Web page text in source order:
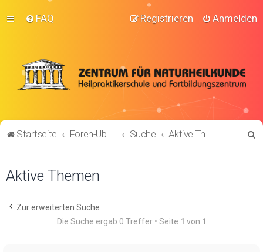
FAQ Anmelden
Registrieren
Startseite Foren-Übersicht Suche Aktive Themen
Aktive Themen
Zur erweiterten Suche
Die Suche ergab 0 Treffer • Seite 1 von 1